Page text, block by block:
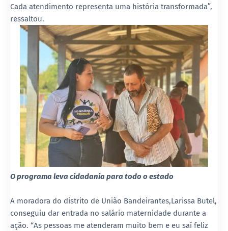
Cada atendimento representa uma história transformada”,
ressaltou.
O programa leva cidadania para todo o estado
A moradora do distrito de União Bandeirantes,Larissa Butel,
conseguiu dar entrada no salário maternidade durante a
ação. “As pessoas me atenderam muito bem e eu saí feliz